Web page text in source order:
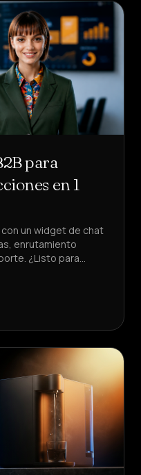
para
en 1
un widget de chat
enrutamiento
¿Listo para